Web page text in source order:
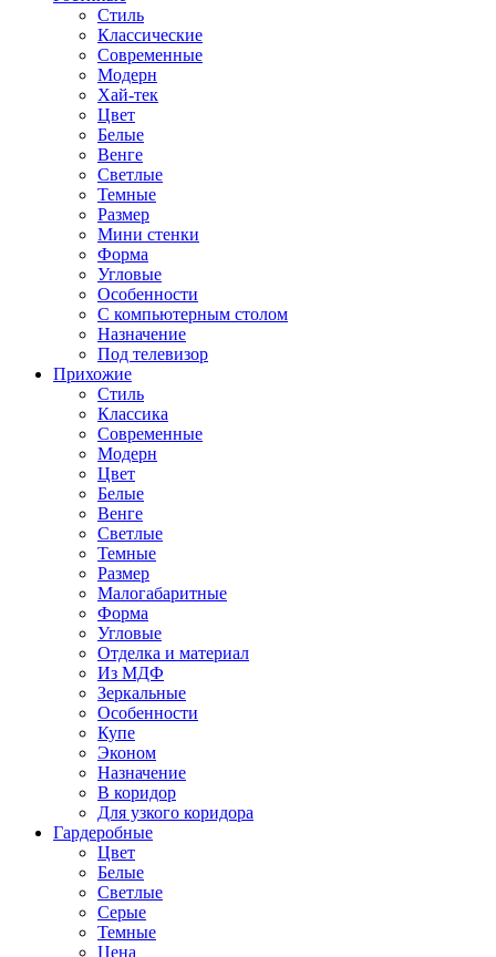
Стиль
Классические
Современные
Модерн
Хай-тек
Цвет
Белые
Венге
Светлые
Темные
Размер
Мини стенки
Форма
Угловые
Особенности
С компьютерным столом
Назначение
Под телевизор
Прихожие
Стиль
Классика
Современные
Модерн
Цвет
Белые
Венге
Светлые
Темные
Размер
Малогабаритные
Форма
Угловые
Отделка и материал
Из МДФ
Зеркальные
Особенности
Купе
Эконом
Назначение
В коридор
Для узкого коридора
Гардеробные
Цвет
Белые
Светлые
Серые
Темные
Цена